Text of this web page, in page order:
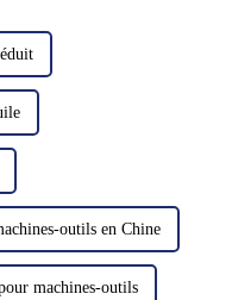
outils en Chine
machines-outils